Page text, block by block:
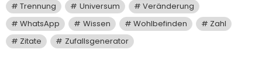
Trennung
Universum
Veränderung
WhatsApp
Wissen Wohlbefinden
Zahl
Zitate
Zufallsgenerator